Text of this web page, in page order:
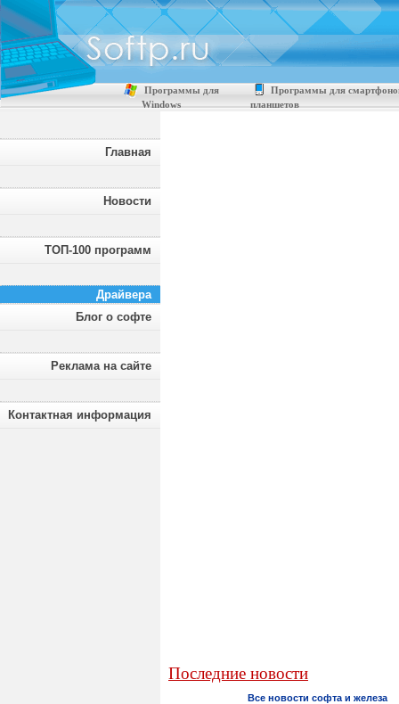
Программы для
Windows
Программы для
планшетов
Главная
Новости
ТОП-100 программ
Драйвера
Блог о софте
Реклама на сайте
Контактная информация
Последние новости
Все новости софта и железа